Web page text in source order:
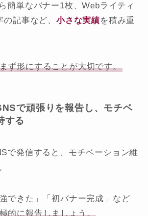
簡単なバナー1枚、Webライティ
の記事など、小さな実績を積み重
ず形にすることが大切です。
で頑張りを報告し、モチベ
する
で発信すると、モチベーション維
できた」「初バナー完成」など
的に報告しましょう。